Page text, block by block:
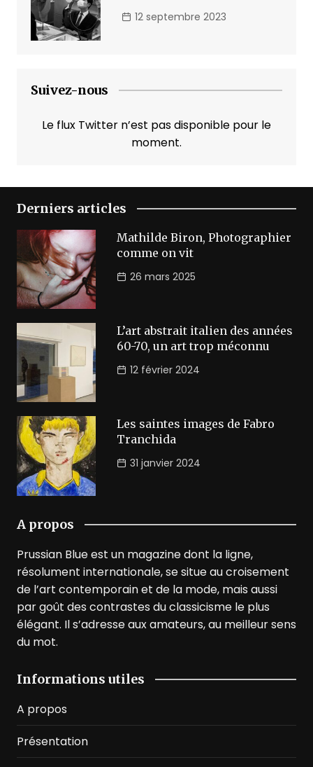
12 septembre 2023
Suivez-nous
Le flux Twitter n’est pas disponible pour le
moment.
Derniers articles
Mathilde Biron, Photographier
comme on vit
26 mars 2025
L’art abstrait italien des années
60-70, un art trop méconnu
12 février 2024
Les saintes images de Fabro
Tranchida
31 janvier 2024
A propos
Prussian Blue est un magazine dont la ligne,
résolument internationale, se situe au croisement
de l’art contemporain et de la mode, mais aussi
par goût des contrastes du classicisme le plus
élégant. Il s’adresse aux amateurs, au meilleur sens
du mot.
Informations utiles
A propos
Présentation